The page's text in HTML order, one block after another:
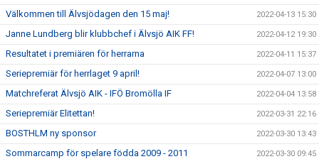
Välkommen till Älvsjödagen den 15 maj! 2022-04-13 15:30
Janne Lundberg blir klubbchef i Älvsjö AIK FF! 2022-04-12 19:30
Resultatet i premiären för herrarna 2022-04-11 15:37
Seriepremiär för herrlaget 9 april! 2022-04-07 13:00
Matchreferat Älvsjö AIK - IFÖ Bromölla IF 2022-04-04 13:58
Seriepremiär Elitettan! 2022-03-31 22:16
BOSTHLM ny sponsor 2022-03-30 13:43
Sommarcamp för spelare födda 2009 - 2011 2022-03-30 09:45